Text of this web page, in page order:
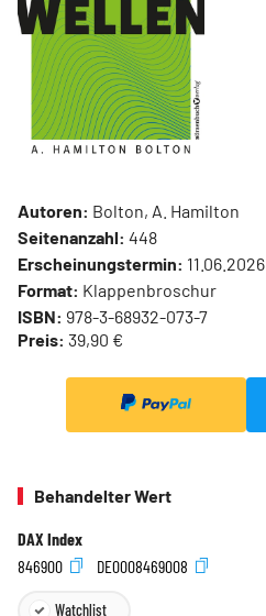
Autoren: Bolton, A. Hamilton
Seitenanzahl: 448
Erscheinungstermin: 11.06.2026
Format: Klappenbroschur
ISBN: 978-3-68932-073-7
Preis: 39,90 €
Behandelter Wert
DAX Index
846900
DE0008469008
Watchlist